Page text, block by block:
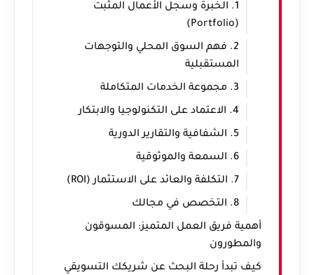
1. الخبرة وسجل الأعمال المثبت
(Portfolio)
2. فهم السوق المحلي والتوجهات
المستقبلية
3. مجموعة الخدمات المتكاملة
4. الاعتماد على التكنولوجيا والابتكار
5. الشفافية والتقارير الدورية
6. السمعة والموثوقية
7. التكلفة والعائد على الاستثمار (ROI)
8. التخصص في مجالك
أهمية فريق العمل المتميز: المسوقون
والمطورون
كيف تبدأ رحلة البحث عن شريكك التسويقي